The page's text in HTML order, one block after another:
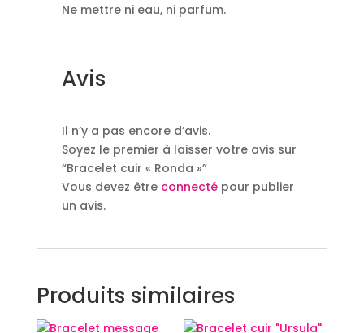
Ne mettre ni eau, ni parfum.
Avis
Il n’y a pas encore d’avis.
Soyez le premier à laisser votre avis sur
“Bracelet cuir « Ronda »”
Vous devez être connectépour publier
un avis.
Produits similaires